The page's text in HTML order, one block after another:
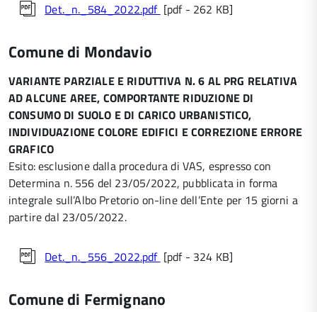
Det._n._584_2022.pdf [pdf - 262 KB]
Comune di Mondavio
VARIANTE PARZIALE E RIDUTTIVA N. 6 AL PRG RELATIVA
AD ALCUNE AREE, COMPORTANTE RIDUZIONE DI
CONSUMO DI SUOLO E DI CARICO URBANISTICO,
INDIVIDUAZIONE COLORE EDIFICI E CORREZIONE ERRORE
GRAFICO
Esito: esclusione dalla procedura di VAS, espresso con
Determina n. 556 del 23/05/2022, pubblicata in forma
integrale sull’Albo Pretorio on-line dell’Ente per 15 giorni a
partire dal 23/05/2022.
Det._n._556_2022.pdf [pdf - 324 KB]
Comune di Fermignano